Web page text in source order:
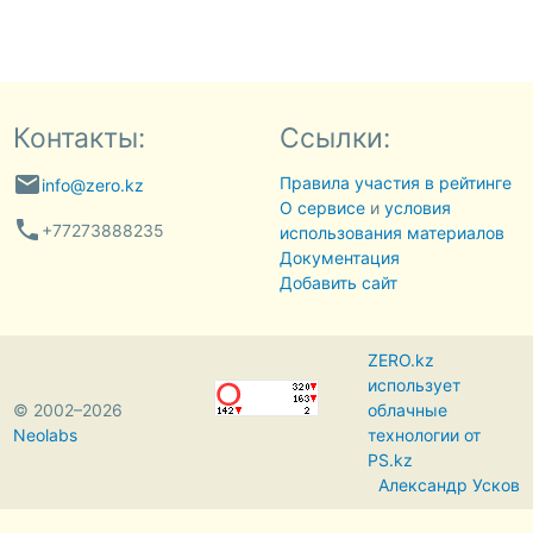
Контакты:
emailinfo@zero.kz
phone +77273888235
Ссылки:
Правила участия в рейтинге
О сервисеи условия
использования материалов
Документация
Добавить сайт
© 2002–2026
Neolabs
ZERO.kz
использует
облачные
технологии от
PS.kz
Александр Усков